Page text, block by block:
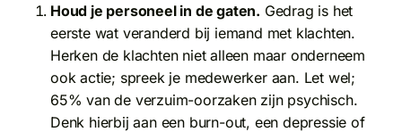
Houd je personeel in de gaten. Gedrag is het
eerste wat veranderd bij iemand met klachten.
Herken de klachten niet alleen maar onderneem
ook actie; spreek je medewerker aan. Let wel;
65% van de verzuim-oorzaken zijn psychisch.
Denk hierbij aan een burn-out, een depressie of